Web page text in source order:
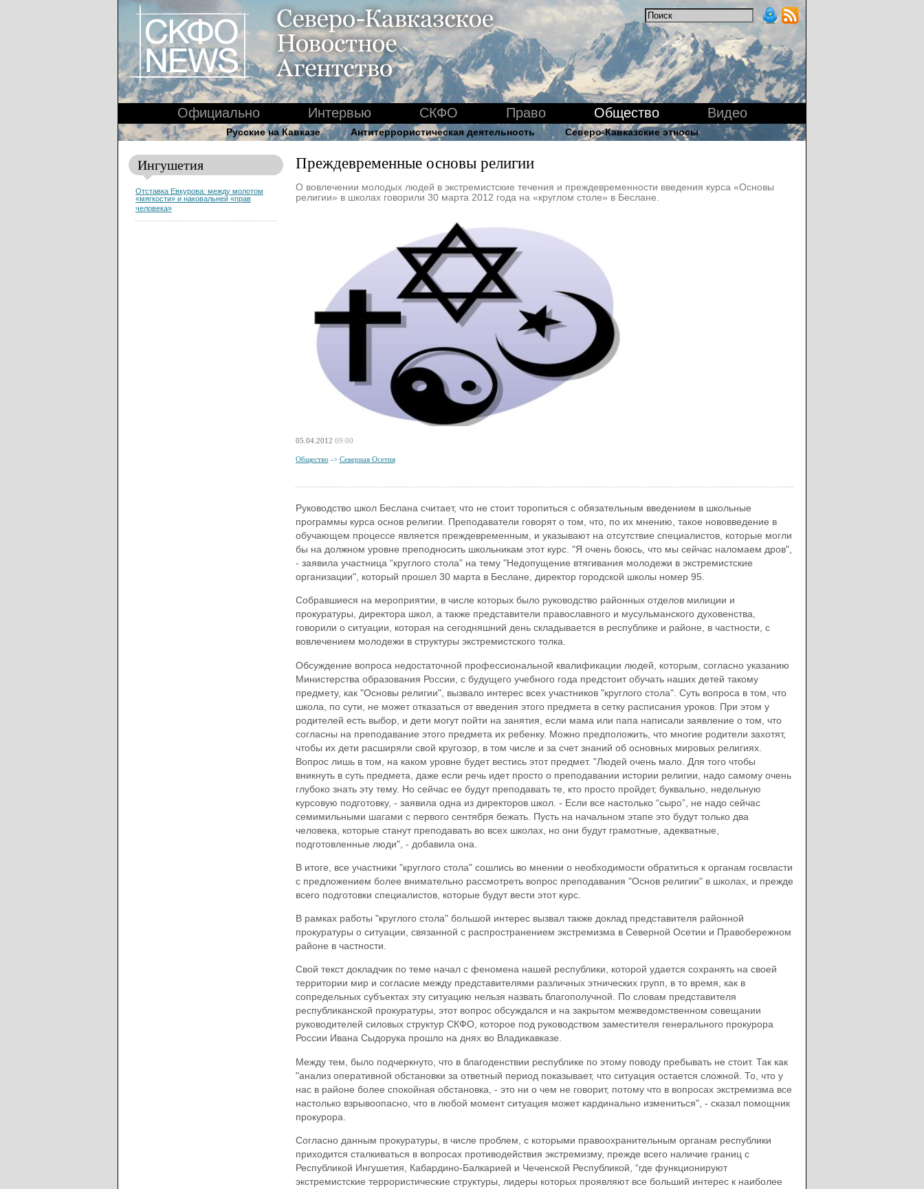
Официально Интервью СКФО Право Общество Видео
Русские на Кавказе Антитеррористическая деятельность Северо-Кавказские этносы
Ингушетия
Отставка Евкурова: между молотом
«мягкости» и наковальней «прав
человека»
Преждевременные основы религии
О вовлечении молодых людей в экстремистские течения и преждевременности введения курса «Основы
религии» в школах говорили 30 марта 2012 года на «круглом столе» в Беслане.
05.04.2012 09:00
Общество -> Северная Осетия
Руководство школ Беслана считает, что не стоит торопиться с обязательным введением в школьные
программы курса основ религии. Преподаватели говорят о том, что, по их мнению, такое нововведение в
обучающем процессе является преждевременным, и указывают на отсутствие специалистов, которые могли
бы на должном уровне преподносить школьникам этот курс. "Я очень боюсь, что мы сейчас наломаем дров",
- заявила участница “круглого стола” на тему "Недопущение втягивания молодежи в экстремистские
организации", который прошел 30 марта в Беслане, директор городской школы номер 95.
Собравшиеся на мероприятии, в числе которых было руководство районных отделов милиции и
прокуратуры, директора школ, а также представители православного и мусульманского духовенства,
говорили о ситуации, которая на сегодняшний день складывается в республике и районе, в частности, с
вовлечением молодежи в структуры экстремистского толка.
Обсуждение вопроса недостаточной профессиональной квалификации людей, которым, согласно указанию
Министерства образования России, с будущего учебного года предстоит обучать наших детей такому
предмету, как "Основы религии", вызвало интерес всех участников "круглого стола". Суть вопроса в том, что
школа, по сути, не может отказаться от введения этого предмета в сетку расписания уроков. При этом у
родителей есть выбор, и дети могут пойти на занятия, если мама или папа написали заявление о том, что
согласны на преподавание этого предмета их ребенку. Можно предположить, что многие родители захотят,
чтобы их дети расширяли свой кругозор, в том числе и за счет знаний об основных мировых религиях.
Вопрос лишь в том, на каком уровне будет вестись этот предмет. "Людей очень мало. Для того чтобы
вникнуть в суть предмета, даже если речь идет просто о преподавании истории религии, надо самому очень
глубоко знать эту тему. Но сейчас ее будут преподавать те, кто просто пройдет, буквально, недельную
курсовую подготовку, - заявила одна из директоров школ. - Если все настолько “сыро”, не надо сейчас
семимильными шагами с первого сентября бежать. Пусть на начальном этапе это будут только два
человека, которые станут преподавать во всех школах, но они будут грамотные, адекватные,
подготовленные люди", - добавила она.
В итоге, все участники "круглого стола" сошлись во мнении о необходимости обратиться к органам госвласти
с предложением более внимательно рассмотреть вопрос преподавания "Основ религии" в школах, и прежде
всего подготовки специалистов, которые будут вести этот курс.
В рамках работы "круглого стола" большой интерес вызвал также доклад представителя районной
прокуратуры о ситуации, связанной с распространением экстремизма в Северной Осетии и Правобережном
районе в частности.
Свой текст докладчик по теме начал с феномена нашей республики, которой удается сохранять на своей
территории мир и согласие между представителями различных этнических групп, в то время, как в
сопредельных субъектах эту ситуацию нельзя назвать благополучной. По словам представителя
республиканской прокуратуры, этот вопрос обсуждался и на закрытом межведомственном совещании
руководителей силовых структур СКФО, которое под руководством заместителя генерального прокурора
России Ивана Сыдорука прошло на днях во Владикавказе.
Между тем, было подчеркнуто, что в благоденствии республике по этому поводу пребывать не стоит. Так как
"анализ оперативной обстановки за ответный период показывает, что ситуация остается сложной. То, что у
нас в районе более спокойная обстановка, - это ни о чем не говорит, потому что в вопросах экстремизма все
настолько взрывоопасно, что в любой момент ситуация может кардинально измениться", - сказал помощник
прокурора.
Согласно данным прокуратуры, в числе проблем, с которыми правоохранительным органам республики
приходится сталкиваться в вопросах противодействия экстремизму, прежде всего наличие границ с
Республикой Ингушетия, Кабардино-Балкарией и Чеченской Республикой, “где функционируют
экстремистские террористические структуры, лидеры которых проявляют все больший интерес к наиболее